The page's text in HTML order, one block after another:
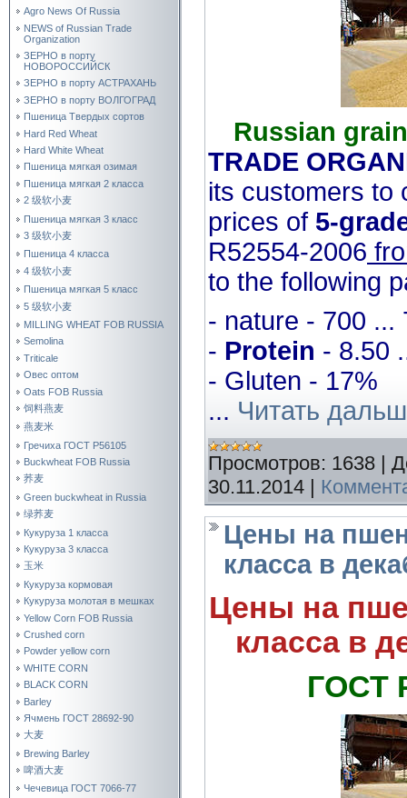
Agro News Of Russia
NEWS of Russian Trade
Organization
ЗЕРНО в порту
НОВОРОССИЙСК
ЗЕРНО в порту АСТРАХАНЬ
ЗЕРНО в порту ВОЛГОГРАД
Пшеница Твердых сортов
Hard Red Wheat
Hard White Wheat
Пшеница мягкая озимая
Пшеница мягкая 2 класса
2 级软小麦
Пшеница мягкая 3 класс
3 级软小麦
Пшеница 4 класса
4 级软小麦
Пшеница мягкая 5 класс
5 级软小麦
MILLING WHEAT FOB RUSSIA
Semolina
Triticale
Овес оптом
Oats FOB Russia
饲料燕麦
燕麦米
Гречиха ГОСТ Р56105
Buckwheat FOB Russia
荞麦
Green buckwheat in Russia
绿荞麦
Кукуруза 1 класса
Кукуруза 3 класса
玉米
Кукуруза кормовая
Кукуруза молотая в мешках
Yellow Corn FOB Russia
Crushed corn
Powder yellow corn
WHITE CORN
BLACK CORN
Barley
Ячмень ГОСТ 28692-90
大麦
Brewing Barley
啤酒大麦
Чечевица ГОСТ 7066-77
Russian
TRADE
its customers to
prices of 5-
R52554-2006
to the following
- nature - 700
- Protein - 8.50
- Gluten - 17%
... Читать
Просмотров: 1638 |
30.11.2014 |
Цены на
класса в
Цены на
класса в
ГОСТ